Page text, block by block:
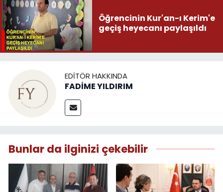
Öğrencinin Kur'an-ı Kerim'e
geçiş heyecanı paylaşıldı
EDITÖR HAKKINDA
FADİME YILDIRIM
Bunlar da ilginizi çekebilir